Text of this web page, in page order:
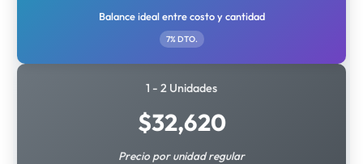
Balance ideal entre costo y cantidad
7% DTO.
1 - 2 Unidades
$32,620
Precio por unidad regular